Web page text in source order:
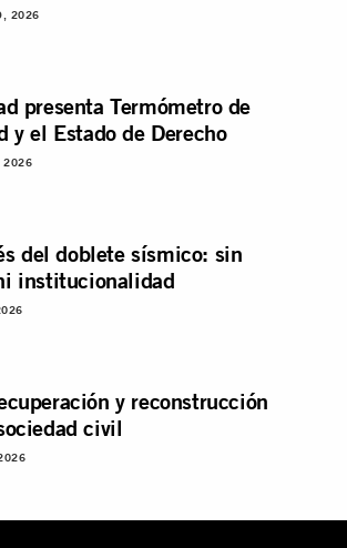
2026
presenta Termómetro de
y el Estado de Derecho
2026
del doblete sísmico: sin
institucionalidad
y reconstrucción
civil